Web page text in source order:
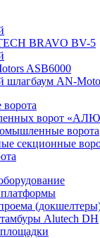
BRAVO BV-5
ASB6000
шлагбаум AN-
ворот
ворота
секционные
Alutech DH